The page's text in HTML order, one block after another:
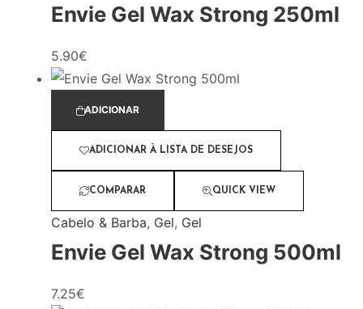
Envie Gel Wax Strong 250ml
5.90€
ADICIONAR
ADICIONAR À LISTA DE DESEJOS
COMPARAR QUICK VIEW
Cabelo & Barba, Gel, Gel
Envie Gel Wax Strong 500ml
7.25€